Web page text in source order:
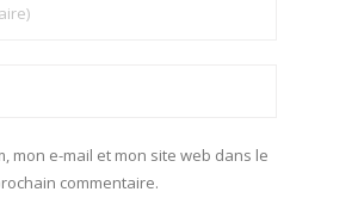
mon e-mail et mon site web dans le
commentaire.